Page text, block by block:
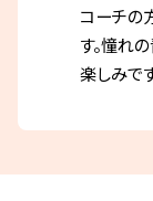
コーチの
す。憧れ
楽しみで